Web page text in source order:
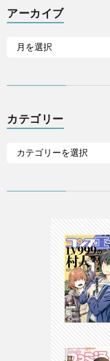
アーカイブ
カテゴリー